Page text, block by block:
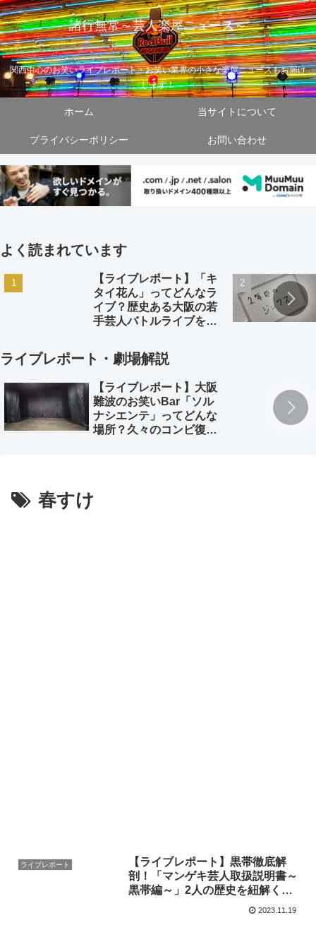
諸行無常～芸人楽屋ニュース～
関西中心のお笑いライブレポート・お笑い業界の小さな楽屋ニュースもお届け
します！
ホーム 当サイトについて
プライバシーポリシー お問い合わせ
よく読まれています
【ライブレポート】「キ
タイ花ん」ってどんなラ
イブ？歴史ある大阪の若
手芸人バトルライブを徹
ライブレポート・劇場解説
【ライブレポート】大阪
難波のお笑いBar「ソル
ナシエンテ」ってどんな
場所？久々のコンビ復活
春すけ
ライブレポート
【ライブレポート】黒帯徹底解
剖！「マンゲキ芸人取扱説明書～
黒帯編～」2人の歴史を紐解くト
2023.11.19